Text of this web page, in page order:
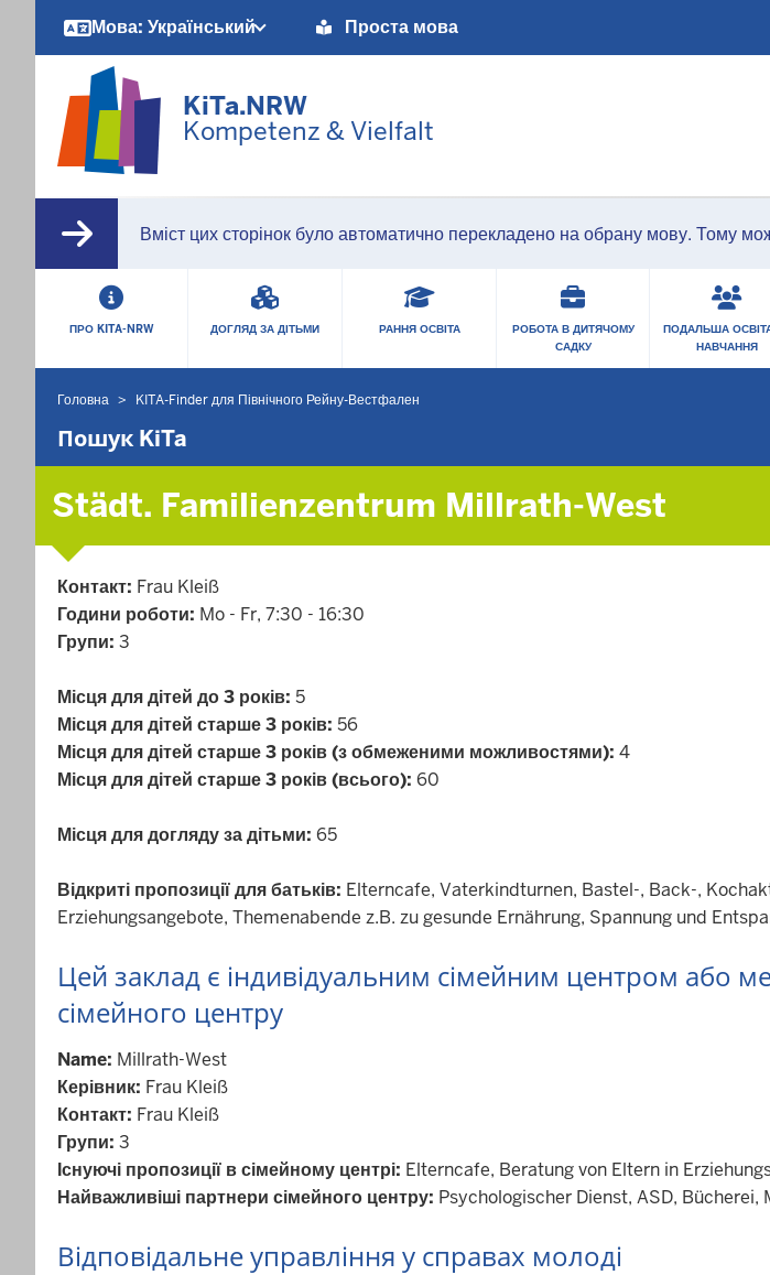
Мова: Український
Barrierearme
Sprachen
Проста мова
KiTa.NRW
Kompetenz & Vielfalt
Вміст цих сторінок було автоматично перекладено на обрану мову. Тому
HAUPTMENÜ
ПРО KITA-NRW ДОГЛЯД ЗА ДІТЬМИ РАННЯ ОСВІТА
РОБОТА В ДИТЯЧОМУ
САДКУ
ПОДАЛЬША
НАВЧАННЯ
Ви
знаходитесь
Головна KITA-Finder для Північного Рейну-Вестфален
Пошук KiTa
Städt. Familienzentrum Millrath-West
Контакт: Frau Kleiß
Години роботи: Mo - Fr, 7:30 - 16:30
Групи: 3
Місця для дітей до 3 років: 5
Місця для дітей старше 3 років: 56
Місця для дітей старше 3 років (з обмеженими можливостями): 4
Місця для дітей старше 3 років (всього): 60
Місця для догляду за дітьми: 65
Відкриті пропозиції для батьків: Elterncafe, Vaterkindturnen, Bastel-, Back-,
Erziehungsangebote, Themenabende z.B. zu gesunde Ernährung, Spannung und
Цей заклад є індивідуальним сімейним центром або
сімейного центру
Name: Millrath-West
Керівник: Frau Kleiß
Контакт: Frau Kleiß
Групи: 3
Існуючі пропозиції в сімейному центрі: Elterncafe, Beratung von Eltern in
Найважливіші партнери сімейного центру: Psychologischer Dienst, ASD, Bücherei,
Відповідальне управління у справах молоді